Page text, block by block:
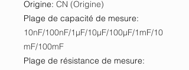
Origine: CN (Origine)
Plage de capacité de mesure:
10nF/100nF/1μF/10μF/100μF/1mF/10
mF/100mF
Plage de résistance de mesure: